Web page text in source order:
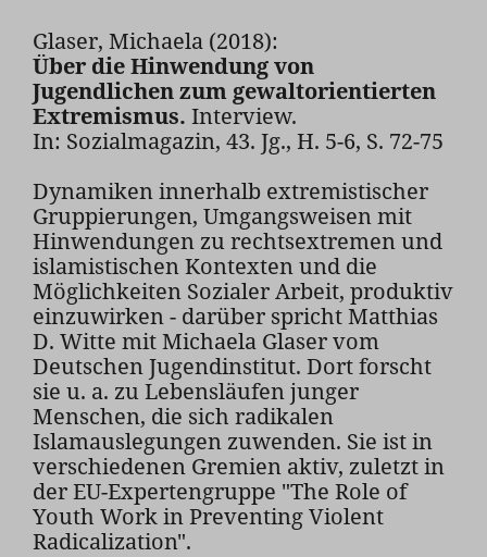
Glaser, Michaela (2018):
Über die Hinwendung von
Jugendlichen zum gewaltorientierten
Extremismus. Interview.
In: Sozialmagazin, 43. Jg., H. 5-6, S. 72-75
Dynamiken innerhalb extremistischer
Gruppierungen, Umgangsweisen mit
Hinwendungen zu rechtsextremen und
islamistischen Kontexten und die
Möglichkeiten Sozialer Arbeit, produktiv
einzuwirken - darüber spricht Matthias
D. Witte mit Michaela Glaser vom
Deutschen Jugendinstitut. Dort forscht
sie u. a. zu Lebensläufen junger
Menschen, die sich radikalen
Islamauslegungen zuwenden. Sie ist in
verschiedenen Gremien aktiv, zuletzt in
der EU-Expertengruppe "The Role of
Youth Work in Preventing Violent
Radicalization".